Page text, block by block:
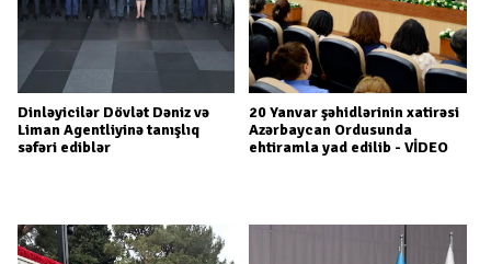
Dinləyicilər Dövlət Dəniz və
Liman Agentliyinə tanışlıq
səfəri ediblər
20 Yanvar şəhidlərinin xatirəsi
Azərbaycan Ordusunda
ehtiramla yad edilib - VİDEO